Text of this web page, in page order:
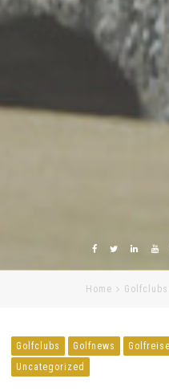
Home Golfclubs
Golfclubs Golfnews
Uncategorized